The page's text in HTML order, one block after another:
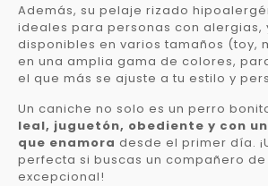
Además, su pelaje rizado
ideales para personas con alergias,
disponibles en varios tamaños (toy,
en una amplia gama de colores,
el que más se ajuste a tu estilo y
Un caniche no solo es un perro
leal, juguetón, obediente y con
que enamora desde el primer día.
perfecta si buscas un compañero de
excepcional!